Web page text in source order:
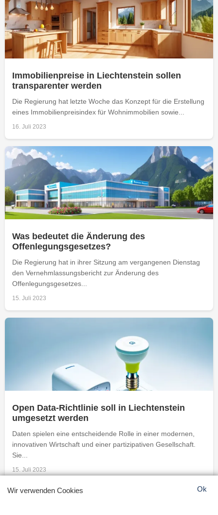
Immobilienpreise in Liechtenstein sollen
transparenter werden
Die Regierung hat letzte Woche das Konzept für die Erstellung
eines Immobilienpreisindex für Wohnimmobilien sowie...
16. Juli 2023
Was bedeutet die Änderung des
Offenlegungsgesetzes?
Die Regierung hat in ihrer Sitzung am vergangenen Dienstag
den Vernehmlassungsbericht zur Änderung des
Offenlegungsgesetzes...
15. Juli 2023
Open Data-Richtlinie soll in Liechtenstein
umgesetzt werden
Daten spielen eine entscheidende Rolle in einer modernen,
innovativen Wirtschaft und einer partizipativen Gesellschaft.
Sie...
15. Juli 2023
Wir verwenden Cookies Ok